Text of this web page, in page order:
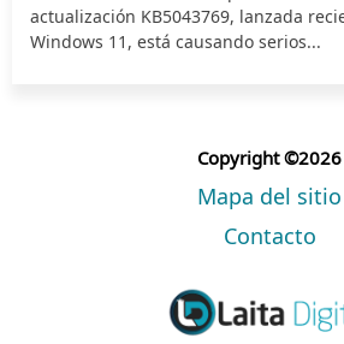
actualización KB5043769, lanzada
Windows 11, está causando serios...
Copyright ©2026
Mapa del sitio
Contacto